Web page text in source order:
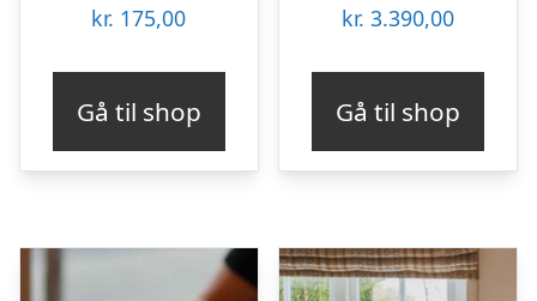
kr. 175,00
Gå til shop
kr. 3.390,00
Gå til shop